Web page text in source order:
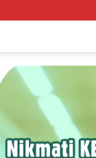
Teror